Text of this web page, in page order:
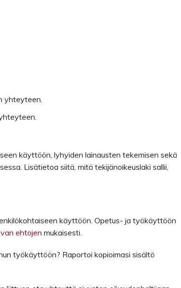
yhteyteen.
käyttöön, lyhyiden lainausten tekemisen sekä
Lisätietoa siitä, mitä tekijänoikeuslaki sallii,
käyttöön. Opetus- ja työkäyttöön
ehtojen mukaisesti.
työkäyttöön? Raportoi kopioimasi sisältö